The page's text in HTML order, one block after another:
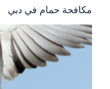
مكافحة حمام في دبي